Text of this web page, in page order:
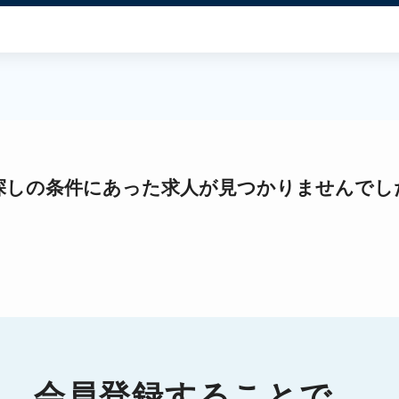
しの条件にあった求人が見つかりませんでし